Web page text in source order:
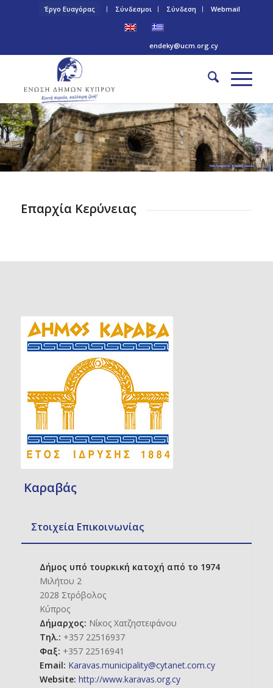
Έργο Ευαγόρας Σύνδεσμοι Σύνδεση Webmail
endeky@ucm.org.cy
Πύλη Αμμοχώστου – Επαρχία Λευκωσίας
Επαρχία Κερύνειας
Καραβάς
Στοιχεία Επικοινωνίας
Δήμος υπό τουρκική κατοχή από το 1974
Μιλήτου 2
2028 Στρόβολος
Κύπρος
Δήμαρχος: Νίκος Χατζηστεφάνου
Τηλ.: +357 22516937
Φαξ: +357 22516941
Email: Karavas.municipality@cytanet.com.cy
Website: http://www.karavas.org.cy